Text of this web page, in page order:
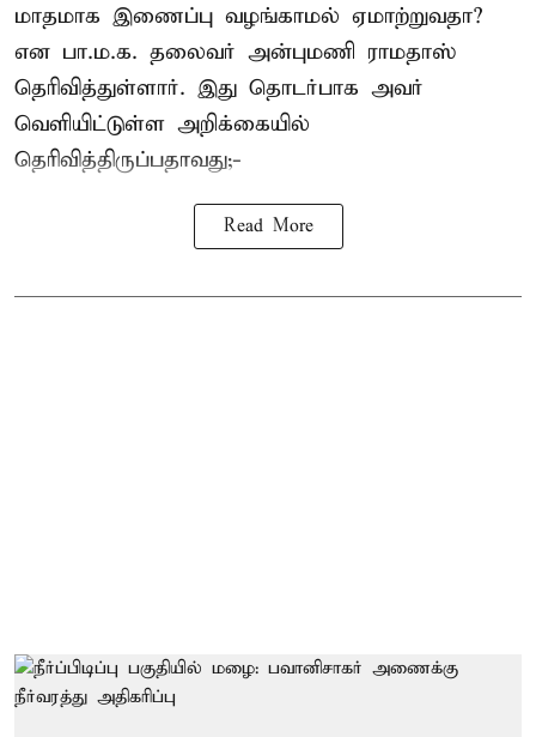
மாதமாக இணைப்பு வழங்காமல் ஏமாற்றுவதா?
என பா.ம.க. தலைவர் அன்புமணி ராமதாஸ்
தெரிவித்துள்ளார். இது தொடர்பாக அவர்
வெளியிட்டுள்ள அறிக்கையில்
தெரிவித்திருப்பதாவது;-
Read More